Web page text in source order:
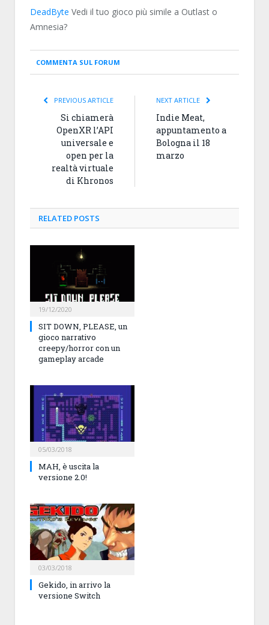
DeadByte Vedi il tuo gioco più simile a Outlast o
Amnesia?
COMMENTA SUL FORUM
PREVIOUS ARTICLE
Si chiamerà
OpenXR l’API
universale e
open per la
realtà virtuale
di Khronos
NEXT ARTICLE
Indie Meat,
appuntamento a
Bologna il 18
marzo
RELATED POSTS
19/12/2020
SIT DOWN, PLEASE, un
gioco narrativo
creepy/horror con un
gameplay arcade
05/03/2018
MAH, è uscita la
versione 2.0!
03/03/2018
Gekido, in arrivo la
versione Switch